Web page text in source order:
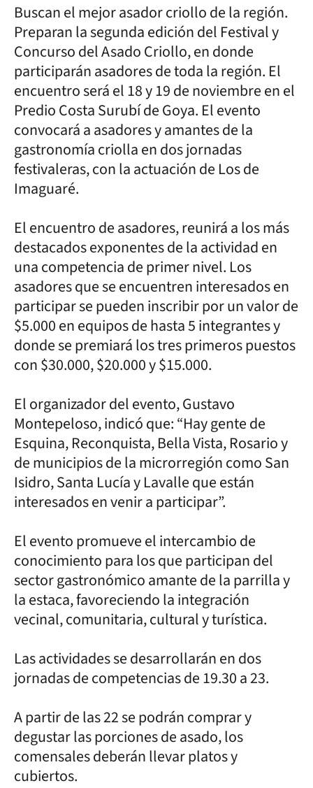
Buscan el mejor asador criollo de la región.
Preparan la segunda edición del Festival y
Concurso del Asado Criollo, en donde
participarán asadores de toda la región. El
encuentro será el 18 y 19 de noviembre en el
Predio Costa Surubí de Goya. El evento
convocará a asadores y amantes de la
gastronomía criolla en dos jornadas
festivaleras, con la actuación de Los de
Imaguaré.
El encuentro de asadores, reunirá a los más
destacados exponentes de la actividad en
una competencia de primer nivel. Los
asadores que se encuentren interesados en
participar se pueden inscribir por un valor de
$5.000 en equipos de hasta 5 integrantes y
donde se premiará los tres primeros puestos
con $30.000, $20.000 y $15.000.
El organizador del evento, Gustavo
Montepeloso, indicó que: “Hay gente de
Esquina, Reconquista, Bella Vista, Rosario y
de municipios de la microrregión como San
Isidro, Santa Lucía y Lavalle que están
interesados en venir a participar”.
El evento promueve el intercambio de
conocimiento para los que participan del
sector gastronómico amante de la parrilla y
la estaca, favoreciendo la integración
vecinal, comunitaria, cultural y turística.
Las actividades se desarrollarán en dos
jornadas de competencias de 19.30 a 23.
A partir de las 22 se podrán comprar y
degustar las porciones de asado, los
comensales deberán llevar platos y
cubiertos.